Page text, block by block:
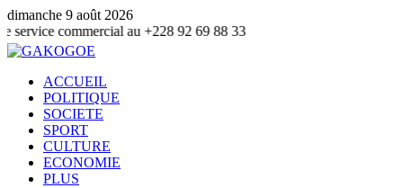
dimanche 9 août 2026
au +228 92 69 88 33
ACCUEIL
POLITIQUE
SOCIETE
SPORT
CULTURE
ECONOMIE
PLUS